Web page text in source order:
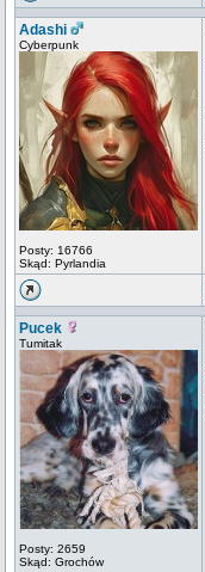
Adashi
Cyberpunk
Posty: 16766
Skąd: Pyrlandia
Pucek
Tumitak
Posty: 2659
Skąd: Grochów